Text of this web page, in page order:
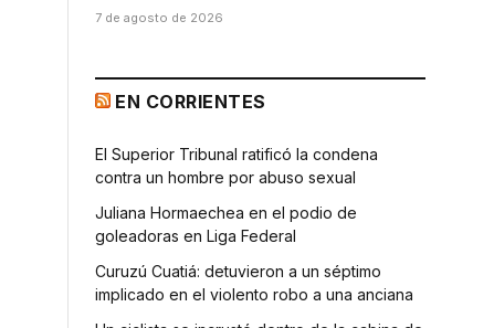
7 de agosto de 2026
EN CORRIENTES
El Superior Tribunal ratificó la condena
contra un hombre por abuso sexual
Juliana Hormaechea en el podio de
goleadoras en Liga Federal
Curuzú Cuatiá: detuvieron a un séptimo
implicado en el violento robo a una anciana